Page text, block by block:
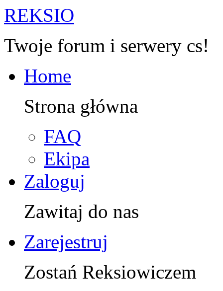
REKSIO
Twoje forum i serwery cs!
Home
Strona główna
FAQ
Ekipa
Zaloguj
Zawitaj do nas
Zarejestruj
Zostań Reksiowiczem